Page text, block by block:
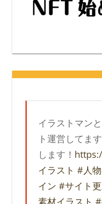
イラストマン
ト運営してま
します！
イラスト #人物
イン #サイト
素材イラスト